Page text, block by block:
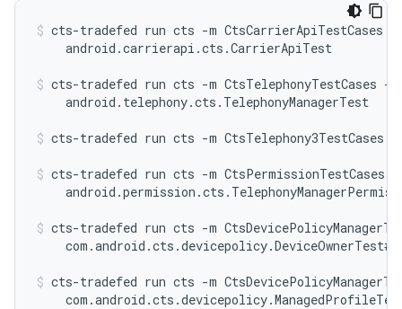
cts-tradefed run cts -m CtsCarrierApiTestCases
    android.carrierapi.cts.CarrierApiTest
cts-tradefed run cts -m CtsTelephonyTestCases -t
    android.telephony.cts.TelephonyManagerTest
cts-tradefed run cts -m CtsTelephony3TestCases
cts-tradefed run cts -m CtsPermissionTestCases
cts-tradefed run cts -m
cts-tradefed run cts -m